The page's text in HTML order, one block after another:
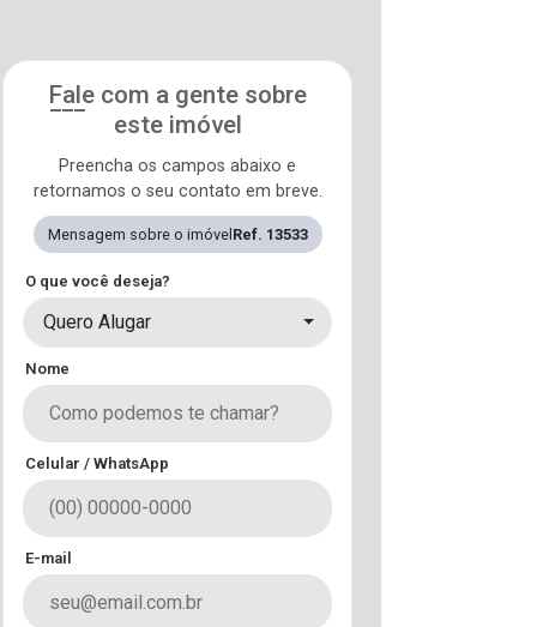
Fale com a gente sobre
este imóvel
Preencha os campos abaixo e
retornamos o seu contato em breve.
Mensagem sobre o imóvel Ref. 13533
O que você deseja?
Quero Alugar
Nome
Celular / WhatsApp
E-mail